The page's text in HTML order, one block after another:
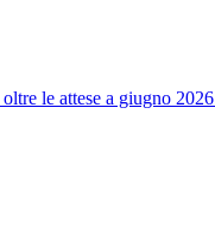
le attese a giugno 2026